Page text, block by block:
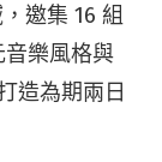
邀集 16 組
樂風格與
造為期兩日